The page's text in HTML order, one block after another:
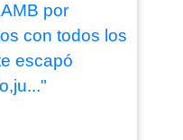
por
con todos los
escapó